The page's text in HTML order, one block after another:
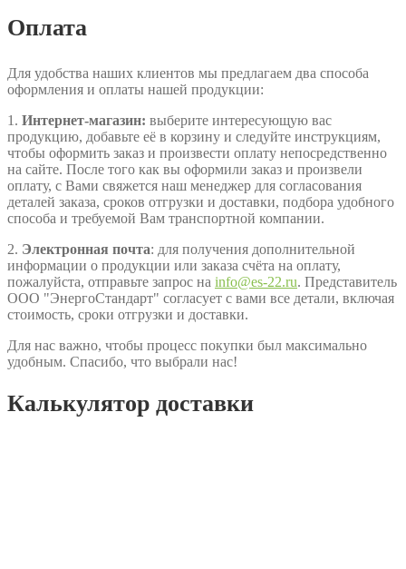
Оплата
Для удобства наших клиентов мы предлагаем два способа
оформления и оплаты нашей продукции:
1. Интернет-магазин: выберите интересующую вас
продукцию, добавьте её в корзину и следуйте инструкциям,
чтобы оформить заказ и произвести оплату непосредственно
на сайте. После того как вы оформили заказ и произвели
оплату, с Вами свяжется наш менеджер для согласования
деталей заказа, сроков отгрузки и доставки, подбора удобного
способа и требуемой Вам транспортной компании.
2. Электронная почта: для получения дополнительной
информации о продукции или заказа счёта на оплату,
пожалуйста, отправьте запрос на info@es-22.ru. Представитель
ООО "ЭнергоСтандарт" согласует с вами все детали, включая
стоимость, сроки отгрузки и доставки.
Для нас важно, чтобы процесс покупки был максимально
удобным. Спасибо, что выбрали нас!
Калькулятор доставки